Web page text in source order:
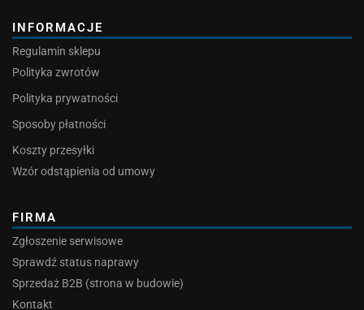
INFORMACJE
Regulamin sklepu
Polityka zwrotów
Polityka prywatności
Sposoby płatności
Koszty przesyłki
Wzór odstąpienia od umowy
FIRMA
Zgłoszenie serwisowe
Sprawdź status naprawy
Sprzedaż B2B (strona w budowie)
Kontakt